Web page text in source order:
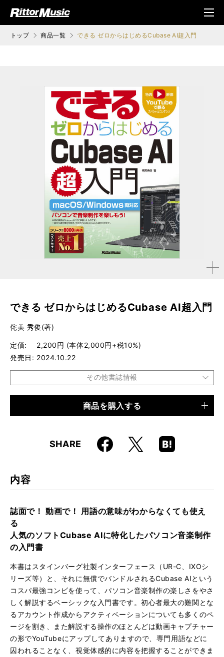
ジック (Rittor Musi
メニ
ュ
トップ 商品一覧 できる ゼロからはじめるCubase AI超入門
拡大す
できる ゼロからはじめるCubase AI超入門
侘美 秀俊(著)
定価
2,200円 (本体2,000円+税10%)
発売日
2024.10.22
その他書誌情報
9784845641468
商品を購入する
SHARE Faceboo
k
X
Hatena
Boo
内容
誌面で！ 動画で！ 用語の意味がわからなくても使え
る
人気のソフトCubase AIに特化したパソコン音楽制作
の入門書
本書はスタインバーグ社製インターフェース（UR-C、IXOシ
リーズ等）と、それに無償でバンドルされるCubase AIという
コスパ最強コンビを使って、パソコン音楽制作の楽しさをやさ
しく解説するベーシックな入門書です。初心者最大の難関とな
るアカウント作成からアクティベーションについても多くのペ
ージを割き、また解説する操作のほとんどは動画キャプチャー
の形でYouTubeにアップしてありますので、専門用語などに
囚われることなく、視覚体感的に内容を把握することができま